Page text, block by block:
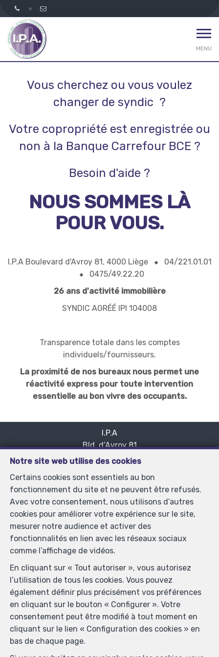
MENU
Syndic
Vous cherchez ou vous voulez
changer de syndic ?
Votre copropriété est enregistrée ou
non à la Banque Carrefour BCE ?
Besoin d'aide ?
NOUS SOMMES LÀ
POUR VOUS.
I.P.A Boulevard d'Avroy 81, 4000 Liège
04/221.01.01
0475/49.22.20
26 ans d'activité immobilière
SYNDIC AGRÉÉ IPI 104008
Transparence totale dans les comptes
individuels/fournisseurs.
La proximité de nos bureaux nous permet une
réactivité express pour toute intervention
essentielle au bon vivre des occupants.
Notre site web utilise des cookies
Certains cookies sont essentiels au bon
fonctionnement du site et ne peuvent être refusés.
Avec votre consentement, nous utilisons d’autres
cookies pour améliorer votre expérience sur le site,
mesurer notre audience et activer des
fonctionnalités en lien avec les réseaux sociaux
comme l’affichage de vidéos.
En cliquant sur « Tout autoriser », vous autorisez
l’utilisation de tous les cookies. Vous pouvez
également définir plus précisément vos préférences
en cliquant sur le bouton « Configurer ». Votre
consentement peut être modifié à tout moment en
cliquant sur le lien « Configuration des cookies » en
bas de chaque page.
I.P.A
—
Bld. d’Avroy 81
4000 Liège
—
MOB.+32 475 49 22 20
—
ipa.romedenne@skynet.be
Agent immobilier intermédiaire et agent immobilier
syndic agréé IPI sous le numéro 104.008 en Belgique -
N° entreprise : TVA BE-0445.586.920- Instance de
contrôle: Institut professionnel des agents immobiliers,
rue du Luxembourg 16B, 1000 Bruxelles (+32 2 505 38
50 - info@ipi.be) - Soumis aucode déontologique de l’
IPI
RC professionnelle et cautionnement via AXA Belgium
SA, Place du Trône 1, 1000 Bruxelles – police n°
730.390.160. Couverture valable pour les activités